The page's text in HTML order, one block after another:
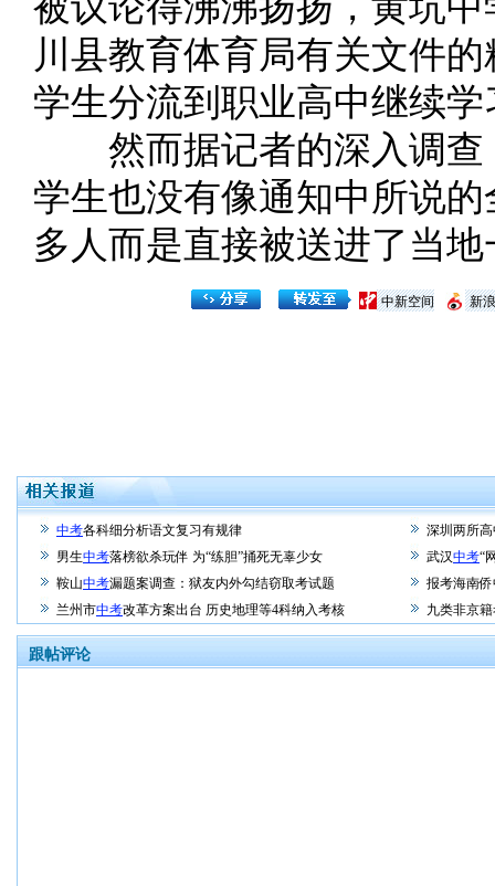
川县教育体育局有关文件
学生分流到职业高中继续学
然而据记者的深入调查
学生也没有像通知中所说
多人而是直接被送进了当
新
中新空间
中考各科细分析语文复习有规律
深圳两所
男生中考落榜欲杀玩伴 为“练胆”捅死无辜少女 武汉中考“
鞍山中考漏题案调查：狱友内外勾结窃取考试题
报考海南
兰州市中考改革方案出台 历史地理等4科纳入考核 九类非京
跟帖评论